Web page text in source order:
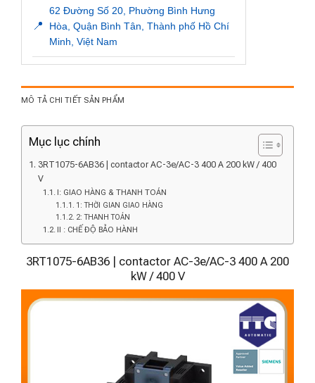
📍
62 Đường Số 20, Phường Bình Hưng
Hòa, Quận Bình Tân, Thành phố Hồ Chí
Minh, Việt Nam
MÔ TẢ CHI TIẾT SẢN PHẨM
Mục lục chính
3RT1075-6AB36 | contactor AC-3e/AC-3 400 A 200 kW / 400
V
I: GIAO HÀNG & THANH TOÁN
1: THỜI GIAN GIAO HÀNG
2: THANH TOÁN
II : CHẾ ĐỘ BẢO HÀNH
3RT1075-6AB36 | contactor AC-3e/AC-3 400 A 200
kW / 400 V